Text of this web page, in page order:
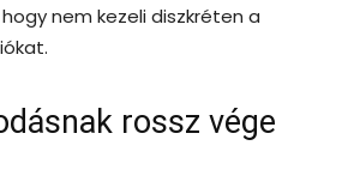
nem kezeli diszkréten a
rossz vége